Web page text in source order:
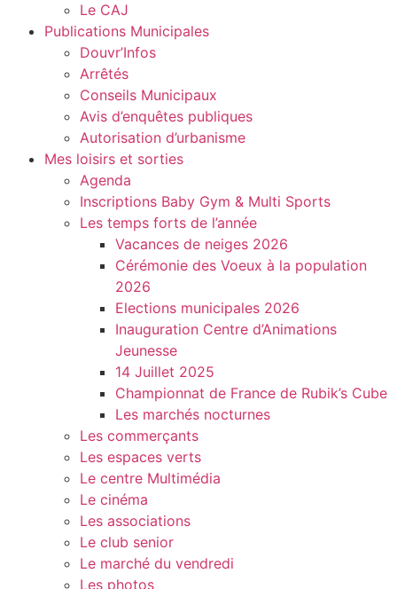
Le CAJ
Publications Municipales
Douvr’Infos
Arrêtés
Conseils Municipaux
Avis d’enquêtes publiques
Autorisation d’urbanisme
Mes loisirs et sorties
Agenda
Inscriptions Baby Gym & Multi Sports
Les temps forts de l’année
Vacances de neiges 2026
Cérémonie des Voeux à la population
2026
Elections municipales 2026
Inauguration Centre d’Animations
Jeunesse
14 Juillet 2025
Championnat de France de Rubik’s Cube
Les marchés nocturnes
Les commerçants
Les espaces verts
Le centre Multimédia
Le cinéma
Les associations
Le club senior
Le marché du vendredi
Les photos